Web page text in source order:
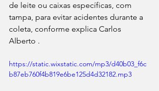
de leite ou caixas específicas, com
tampa, para evitar acidentes durante a
coleta, conforme explica Carlos
Alberto .
https://static.wixstatic.com/mp3/d40b03_f6c
b87eb760f4b819e6be125d4d32182.mp3